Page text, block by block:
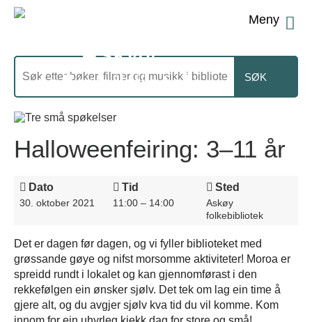
Meny
Halloweenfeiring: 3–11 år
Dato
30. oktober 2021
Tid
11:00 – 14:00
Sted
Askøy
folkebibliotek
Det er dagen før dagen, og vi fyller biblioteket med
grøssande gøye og nifst morsomme aktiviteter! Moroa er
spreidd rundt i lokalet og kan gjennomførast i den
rekkefølgen ein ønsker sjølv. Det tek om lag ein time å
gjere alt, og du avgjer sjølv kva tid du vil komme. Kom